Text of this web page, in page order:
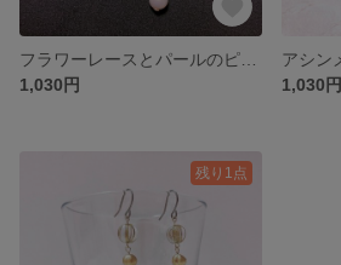
1,030円
1,030円
残り1点